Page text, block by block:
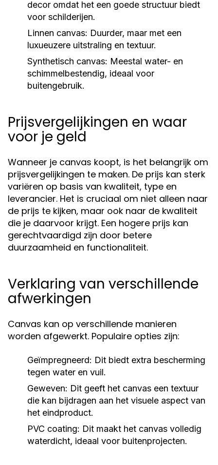
decor omdat het een goede structuur biedt
voor schilderijen.
Linnen canvas: Duurder, maar met een
luxueuzere uitstraling en textuur.
Synthetisch canvas: Meestal water- en
schimmelbestendig, ideaal voor
buitengebruik.
Prijsvergelijkingen en waar
voor je geld
Wanneer je canvas koopt, is het belangrijk om
prijsvergelijkingen te maken. De prijs kan sterk
variëren op basis van kwaliteit, type en
leverancier. Het is cruciaal om niet alleen naar
de prijs te kijken, maar ook naar de kwaliteit
die je daarvoor krijgt. Een hogere prijs kan
gerechtvaardigd zijn door betere
duurzaamheid en functionaliteit.
Verklaring van verschillende
afwerkingen
Canvas kan op verschillende manieren
worden afgewerkt. Populaire opties zijn:
Geïmpregneerd: Dit biedt extra bescherming
tegen water en vuil.
Geweven: Dit geeft het canvas een textuur
die kan bijdragen aan het visuele aspect van
het eindproduct.
PVC coating: Dit maakt het canvas volledig
waterdicht, ideaal voor buitenprojecten.